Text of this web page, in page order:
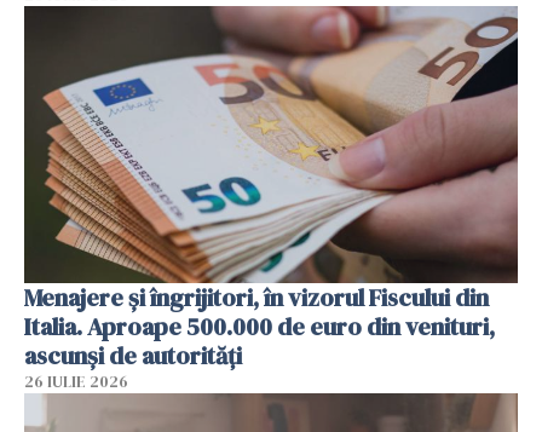
Menajere și îngrijitori, în vizorul Fiscului din
Italia. Aproape 500.000 de euro din venituri,
ascunși de autorități
26 IULIE 2026